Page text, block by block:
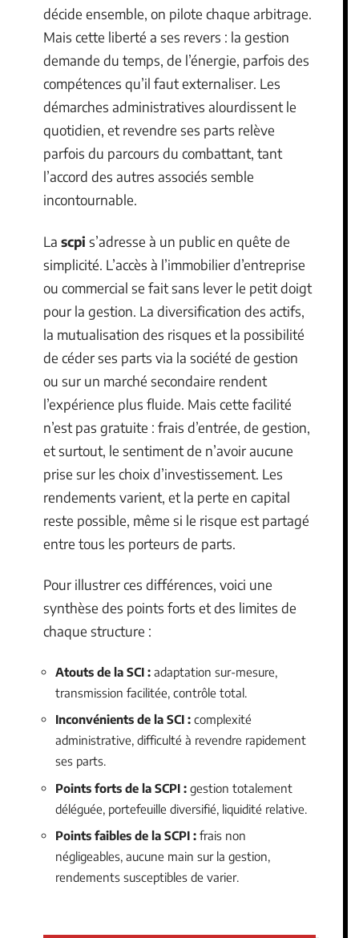
décide ensemble, on pilote chaque arbitrage.
Mais cette liberté a ses revers : la gestion
demande du temps, de l’énergie, parfois des
compétences qu’il faut externaliser. Les
démarches administratives alourdissent le
quotidien, et revendre ses parts relève
parfois du parcours du combattant, tant
l’accord des autres associés semble
incontournable.
La scpi s’adresse à un public en quête de
simplicité. L’accès à l’immobilier d’entreprise
ou commercial se fait sans lever le petit doigt
pour la gestion. La diversification des actifs,
la mutualisation des risques et la possibilité
de céder ses parts via la société de gestion
ou sur un marché secondaire rendent
l’expérience plus fluide. Mais cette facilité
n’est pas gratuite : frais d’entrée, de gestion,
et surtout, le sentiment de n’avoir aucune
prise sur les choix d’investissement. Les
rendements varient, et la perte en capital
reste possible, même si le risque est partagé
entre tous les porteurs de parts.
Pour illustrer ces différences, voici une
synthèse des points forts et des limites de
chaque structure :
Atouts de la SCI : adaptation sur-mesure,
transmission facilitée, contrôle total.
Inconvénients de la SCI : complexité
administrative, difficulté à revendre rapidement
ses parts.
Points forts de la SCPI : gestion totalement
déléguée, portefeuille diversifié, liquidité relative.
Points faibles de la SCPI : frais non
négligeables, aucune main sur la gestion,
rendements susceptibles de varier.